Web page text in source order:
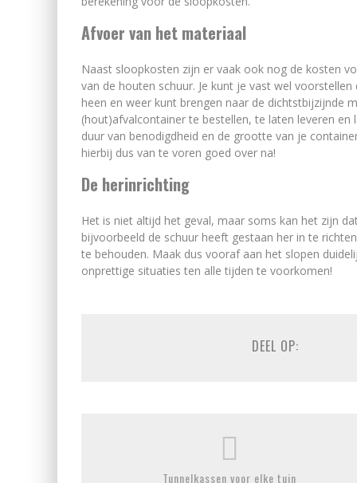
Afvoer van het materiaal
Naast sloopkosten zijn er vaak ook nog de kosten
van de houten schuur. Je kunt je vast wel
heen en weer kunt brengen naar de dichtstbijzijnde
(hout)afvalcontainer te bestellen, te laten leveren
duur van benodigdheid en de grootte van je
hierbij dus van te voren goed over na!
De herinrichting
Het is niet altijd het geval, maar soms kan het zijn
bijvoorbeeld de schuur heeft gestaan her in te
te behouden. Maak dus vooraf aan het slopen
onprettige situaties ten alle tijden te voorkomen!
DEEL OP:
Tunnelkassen voor elke tuin